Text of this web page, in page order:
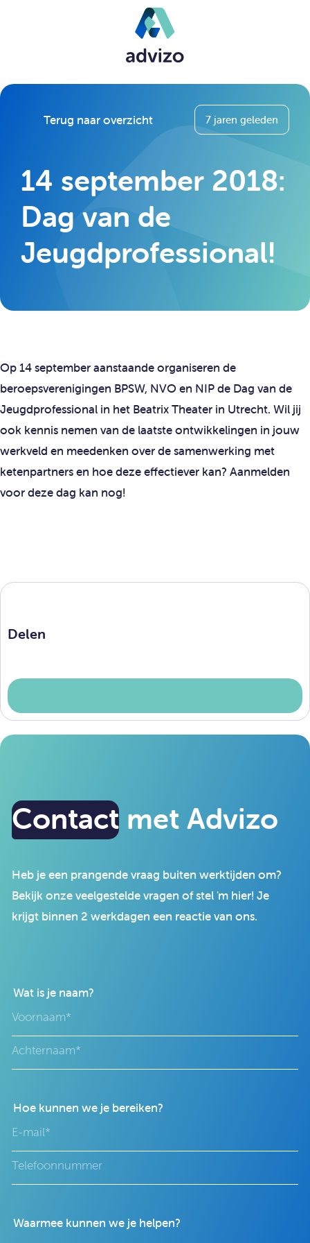
Terug naar overzicht 7 jaren geleden
14 september 2018:
Dag van de
Jeugdprofessional!
Op 14 september aanstaande organiseren de
beroepsverenigingen BPSW, NVO en NIP de Dag van de
Jeugdprofessional in het Beatrix Theater in Utrecht. Wil jij
ook kennis nemen van de laatste ontwikkelingen in jouw
werkveld en meedenken over de samenwerking met
ketenpartners en hoe deze effectiever kan? Aanmelden
voor deze dag kan nog!
Delen
Contact met Advizo
Heb je een prangende vraag buiten werktijden om?
Bekijk onze veelgestelde vragen of stel 'm hier! Je
krijgt binnen 2 werkdagen een reactie van ons.
Wat is je naam?
Hoe kunnen we je bereiken?
Waarmee kunnen we je helpen?